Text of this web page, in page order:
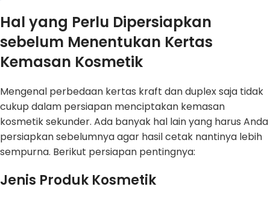
Hal yang Perlu Dipersiapkan
sebelum Menentukan Kertas
Kemasan Kosmetik
Mengenal perbedaan kertas kraft dan duplex saja tidak
cukup dalam persiapan menciptakan kemasan
kosmetik sekunder. Ada banyak hal lain yang harus Anda
persiapkan sebelumnya agar hasil cetak nantinya lebih
sempurna. Berikut persiapan pentingnya:
Jenis Produk Kosmetik